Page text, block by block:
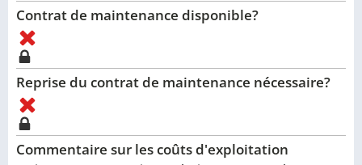
Contrat de maintenance disponible?
Reprise du contrat de maintenance nécessaire?
Commentaire sur les coûts d'exploitation